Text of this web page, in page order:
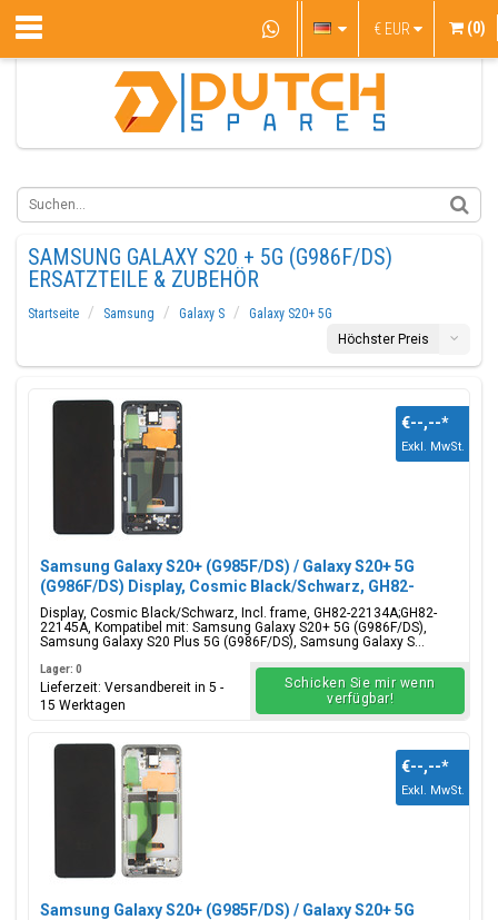
€ EUR (0)
SAMSUNG GALAXY S20 + 5G (G986F/DS)
ERSATZTEILE & ZUBEHÖR
Startseite Samsung Galaxy S
Galaxy S20+ 5G
Höchster Preis
Samsung Galaxy S20+ (G985F/DS) / Galaxy S20+ 5G
(G986F/DS) Display, Cosmic Black/Schwarz, GH82-
22134A;GH82-22145A
Display, Cosmic Black/Schwarz, Incl. frame, GH82-22134A;GH82-
22145A, Kompatibel mit: Samsung Galaxy S20+ 5G (G986F/DS),
Samsung Galaxy S20 Plus 5G (G986F/DS), Samsung Galaxy S...
€--,--*
Exkl. MwSt.
Lager: 0
Lieferzeit: Versandbereit in 5 -
15 Werktagen
Schicken Sie mir wenn
verfügbar!
Samsung Galaxy S20+ (G985F/DS) / Galaxy S20+ 5G
€--,--*
Exkl. MwSt.